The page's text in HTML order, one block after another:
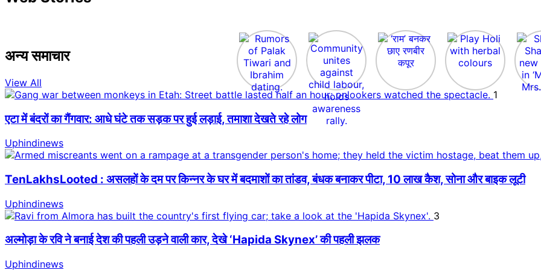
अन्य समाचार
View All
1
एटा में बंदरों का गैंगवार: आधे घंटे तक सड़क पर हुई लड़ाई, तमाशा देखते रहे लोग
Uphindinews
TenLakhsLooted : असलहों के दम पर किन्नर के घर में बदमाशों का तांडव, बंधक बनाकर पीटा, 10 लाख कैश, सोना और बाइक लूटी
Uphindinews
3
अल्मोड़ा के रवि ने बनाई देश की पहली उड़ने वाली कार, देखे ‘Hapida Skynex’ की पहली झलक
Uphindinews